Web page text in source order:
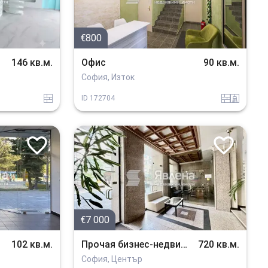
146 кв.м.
tuhla
€800
Офис 90 кв.м.
София, Изток
ID 172704 tuhla sanitarno_pomeshtenie
102 кв.м.
€7 000
Прочая бизнес-недвижимость 720 кв.м.
София, Център